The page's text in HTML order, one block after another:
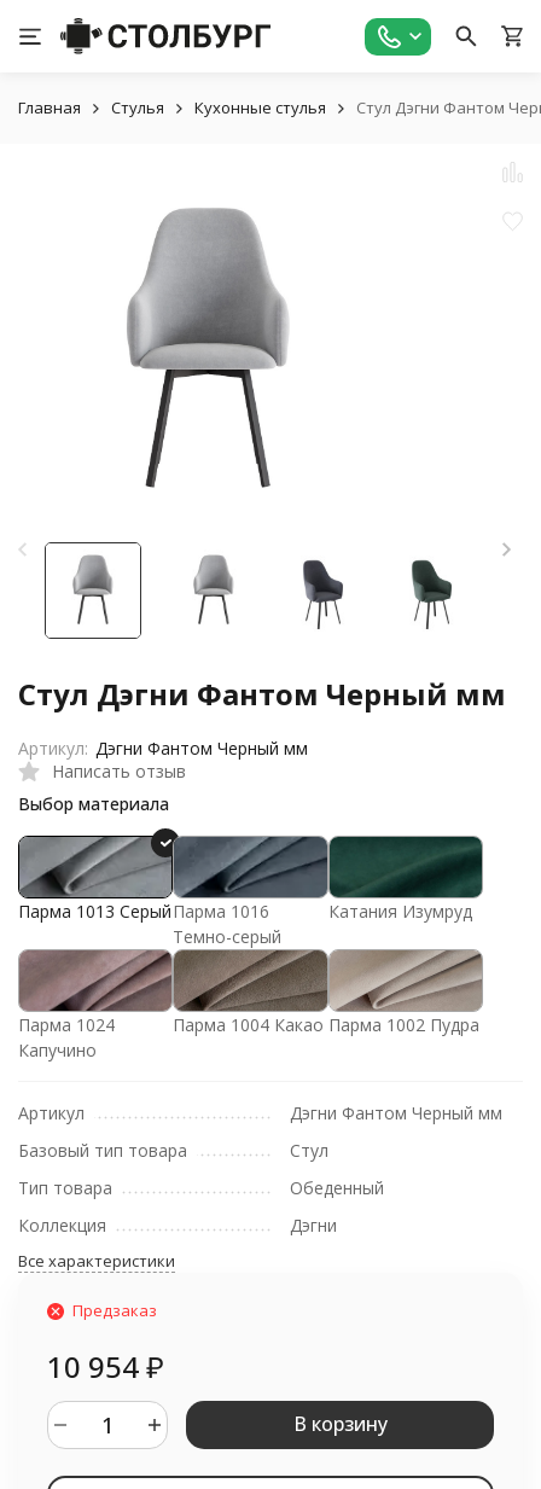
Главная Стулья Кухонные стулья Стул Дэгни Фантом
Стул Дэгни Фантом Черный мм
Написать отзыв
Выбор материала
Парма 1013 СерыйПарма 1016
Темно-серый
Катания Изумруд
Парма 1024
Капучино
Парма 1004 Какао Парма 1002 Пудра
Артикул: Дэгни Фантом Черный мм
Артикул
Дэгни Фантом Черный мм
Базовый тип товара
Стул
Тип товара
Обеденный
Коллекция
Дэгни
Все характеристики
Предзаказ
10 954₽
В корзину